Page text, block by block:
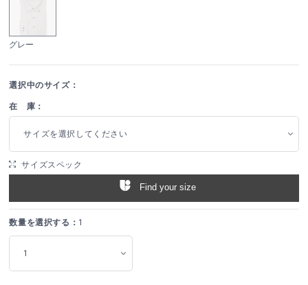
グレー
選択中のサイズ：
在 庫：
サイズを選択してください
サイズスペック
Find your size
数量を選択する： 1